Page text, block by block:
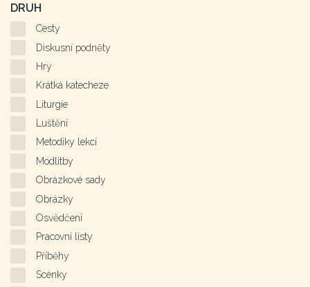
DRUH
Cesty
Diskusní podněty
Hry
Krátká katecheze
Liturgie
Luštění
Metodiky lekcí
Modlitby
Obrázkové sady
Obrázky
Osvědčení
Pracovní listy
Příběhy
Scénky